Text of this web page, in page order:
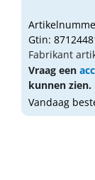
Gtin:
Fabrikant
Vraag een
kunnen zien.
Vandaag